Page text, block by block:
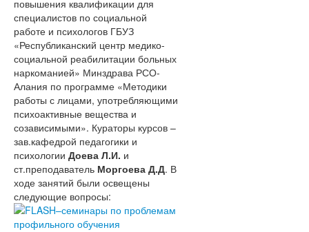
Повышение квалификации
Профессиональная переподготовка
Функциональная грамотность
Издательская деятельность
Научно-методическая деятельность
Методическая деятельность
Программа поддержки РМО и ШМО
Система методической работы
Сопровождение и поддержка качества
образования
Сопровождение программы
Концепция
Предметные
концепции
Концецепция
развития
Конкурсы
Проекты
повышения квалификации для
специалистов по социальной
работе и психологов ГБУЗ
«Республиканский центр медико-
социальной реабилитации больных
наркоманией» Минздрава РСО-
Алания по программе «Методики
работы с лицами, употребляющими
психоактивные вещества и
созависимыми». Кураторы курсов –
зав.кафедрой педагогики и
психологии Доева Л.И. и
ст.преподаватель Моргоева Д.Д. В
ходе занятий были освещены
следующие вопросы: